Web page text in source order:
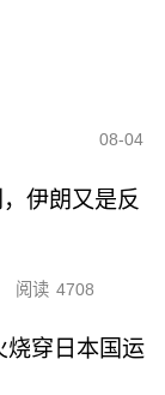
08-04
伊朗又是反
阅读 4708
烧穿日本国运